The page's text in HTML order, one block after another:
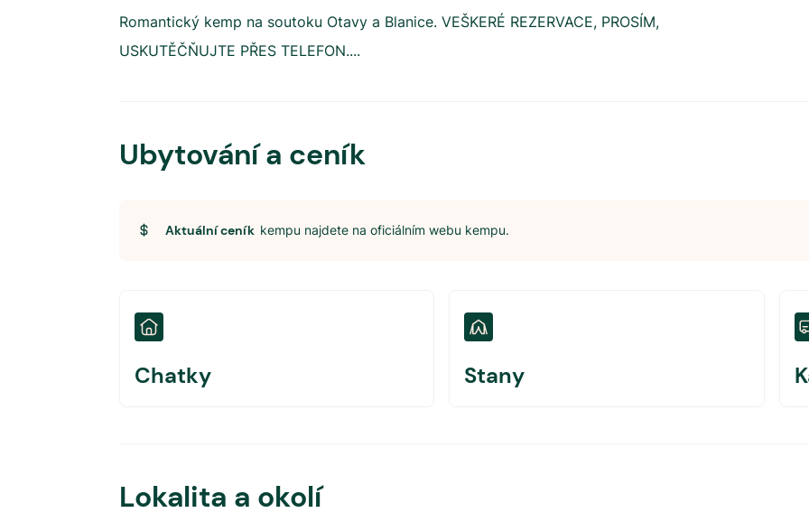
Romantický kemp na soutoku Otavy a Blanice. VEŠKERÉ REZERVACE, PROSÍM,
USKUTĚČŇUJTE PŘES TELEFON....
Ubytování a ceník
Aktuální ceník kempu najdete na oficiálním webu kempu.
Chatky Stany
Lokalita a okolí